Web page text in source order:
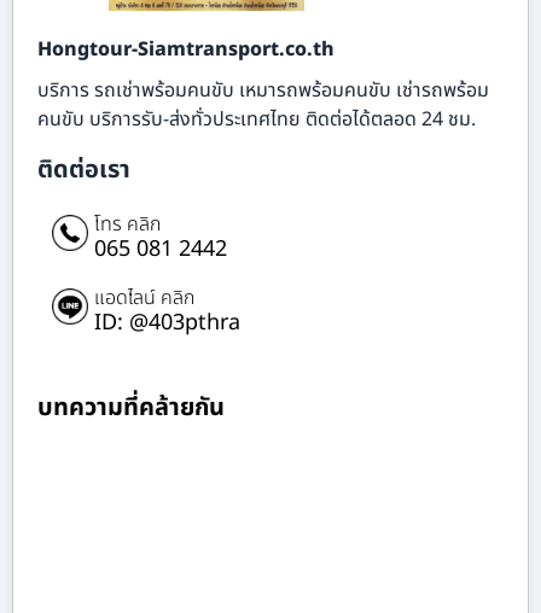
Hongtour-Siamtransport.co.th
บริการ รถเช่าพร้อมคนขับ เหมารถพร้อมคนขับ เช่ารถพร้อม
คนขับ บริการรับ-ส่งทั่วประเทศไทย ติดต่อได้ตลอด 24 ชม.
ติดต่อเรา
โทร คลิก
065 081 2442
แอดไลน์ คลิก
ID: @403pthra
บทความที่คล้ายกัน